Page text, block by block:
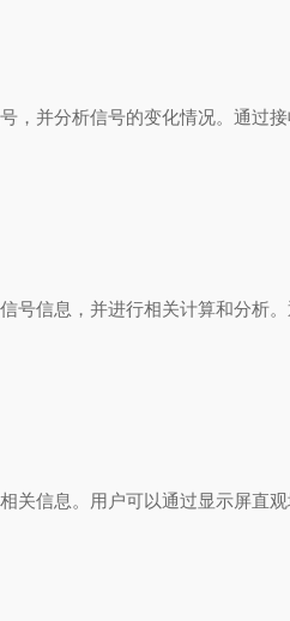
并分析信号的变化情况。通过接
信息，并进行相关计算和分析。
信息。用户可以通过显示屏直观